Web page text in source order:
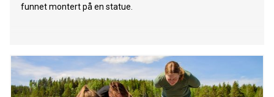
funnet montert på en statue.